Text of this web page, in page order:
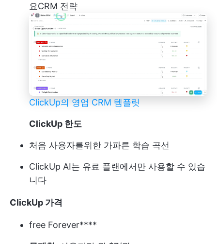
요CRM 전략
ClickUp의 영업 CRM 템플릿
ClickUp 한도
처음 사용자를위한 가파른 학습 곡선
ClickUp AI는 유료 플랜에서만 사용할 수 있습
니다
ClickUp 가격
free Forever****